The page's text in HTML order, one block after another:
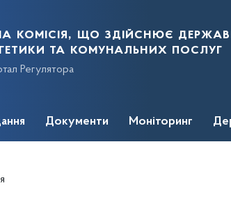
комісія, що здійснює
та комунальних послуг
Регулятора
Документи Моніторинг